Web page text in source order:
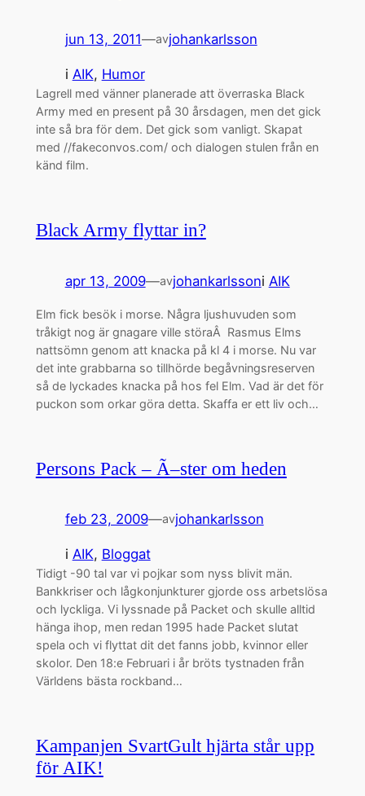
jun 13, 2011—avjohankarlsson
i AIK, Humor
Lagrell med vänner planerade att överraska Black
Army med en present på 30 årsdagen, men det gick
inte så bra för dem. Det gick som vanligt. Skapat
med //fakeconvos.com/ och dialogen stulen från en
känd film.
Black Army flyttar in?
apr 13, 2009—avjohankarlssoni AIK
Elm fick besök i morse. Några ljushuvuden som
tråkigt nog är gnagare ville störaÂ Rasmus Elms
nattsömn genom att knacka på kl 4 i morse. Nu var
det inte grabbarna so tillhörde begåvningsreserven
så de lyckades knacka på hos fel Elm. Vad är det för
puckon som orkar göra detta. Skaffa er ett liv och…
Persons Pack – Ã–ster om heden
feb 23, 2009—avjohankarlsson
i AIK, Bloggat
Tidigt -90 tal var vi pojkar som nyss blivit män.
Bankkriser och lågkonjunkturer gjorde oss arbetslösa
och lyckliga. Vi lyssnade på Packet och skulle alltid
hänga ihop, men redan 1995 hade Packet slutat
spela och vi flyttat dit det fanns jobb, kvinnor eller
skolor. Den 18:e Februari i år bröts tystnaden från
Världens bästa rockband…
Kampanjen SvartGult hjärta står upp
för AIK!